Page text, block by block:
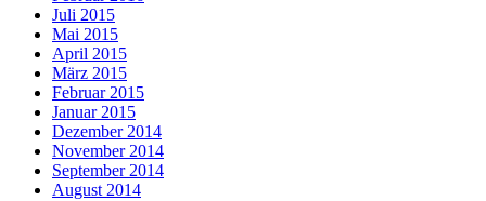
Juli 2015
Mai 2015
April 2015
März 2015
Februar 2015
Januar 2015
Dezember 2014
November 2014
September 2014
August 2014